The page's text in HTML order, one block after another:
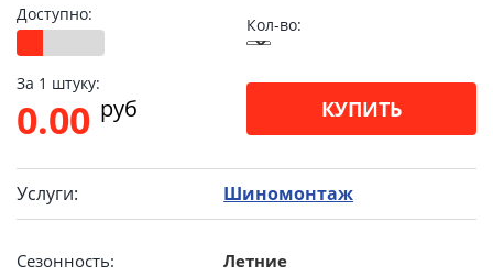
Доступно:
Кол-во:
За 1 штуку:
0.00 pуб КУПИТЬ
Услуги: Шиномонтаж
Сезонность:
Летние